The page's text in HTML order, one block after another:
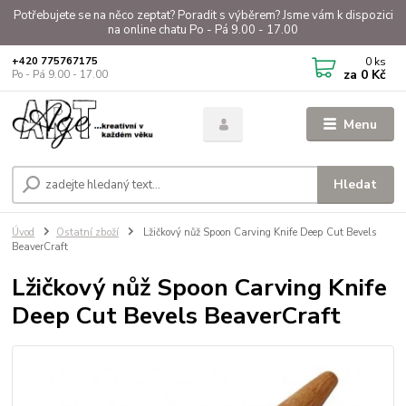
Potřebujete se na něco zeptat? Poradit s výběrem? Jsme vám k dispozici
na online chatu Po - Pá 9.00 - 17.00
Menu
Hledat
+420 775767175
Po - Pá 9.00 - 17.00
0 ks
za 0 Kč
Úvod Ostatní zboží
Lžičkový nůž Spoon Carving Knife Deep Cut Bevels
BeaverCraft
Lžičkový nůž Spoon Carving Knife
Deep Cut Bevels BeaverCraft